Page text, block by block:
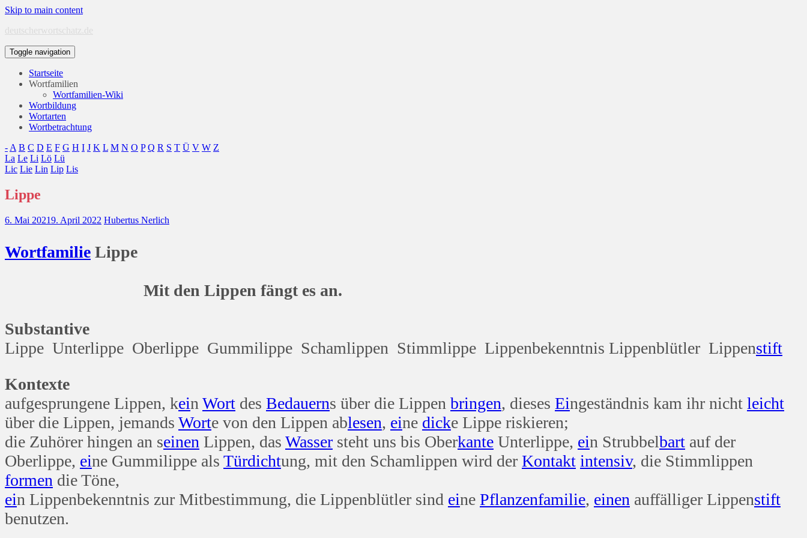
Skip to main content
deutscherwortschatz.de
Toggle navigation
Startseite
Wortfamilien
Wortfamilien-Wiki
Wortbildung
Wortarten
Wortbetrachtung
- A B C D E F G H I J K L M N O P Q R S T Ü V W Z
La Le Li Lö Lü
Lic Lie Lin Lip Lis
Lippe
6. Mai 20219. April 2022 Hubertus Nerlich
Wortfamilie Lippe
Mit den Lippen fängt es an.
Substantive
Lippe Unterlippe Oberlippe Gummilippe Schamlippen Stimmlippe Lippenbekenntnis Lippenblütler Lippenstift
Kontexte
aufgesprungene Lippen, kein Wort des Bedauerns über die Lippen bringen, dieses Eingeständnis kam ihr nicht leicht
über die Lippen, jemands Worte von den Lippen ablesen, eine dicke Lippe riskieren;
die Zuhörer hingen an seinen Lippen, das Wasser steht uns bis Oberkante Unterlippe, ein Strubbelbart auf der
Oberlippe, eine Gummilippe als Türdichtung, mit den Schamlippen wird der Kontakt intensiv, die Stimmlippen
formen die Töne,
ein Lippenbekenntnis zur Mitbestimmung, die Lippenblütler sind eine Pflanzenfamilie, einen auffälliger Lippenstift
benutzen.